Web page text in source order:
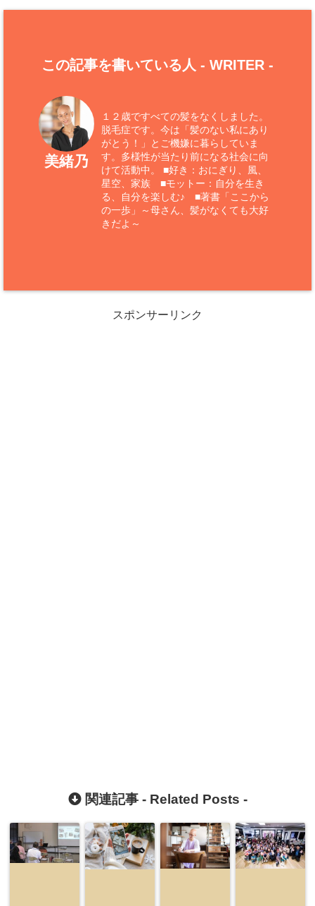
この記事を書いている人 - WRITER -
美緒乃
１２歳ですべての髪をなくしました。
脱毛症です。今は「髪のない私にあり
がとう！」とご機嫌に暮らしていま
す。多様性が当たり前になる社会に向
けて活動中。 ■好き：おにぎり、風、
星空、家族 ■モットー：自分を生き
る、自分を楽しむ♪ ■著書「ここから
の一歩」～母さん、髪がなくても大好
きだよ～
スポンサーリンク
関連記事 - Related Posts -